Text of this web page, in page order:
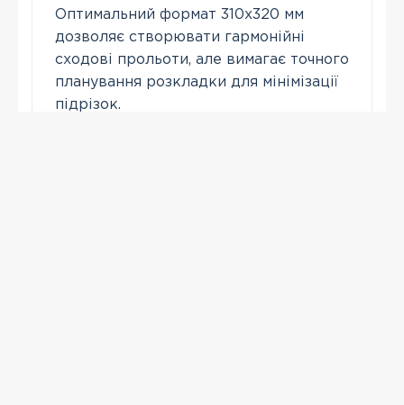
Оптимальний формат 310x320 мм
дозволяє створювати гармонійні
сходові прольоти, але вимагає точного
планування розкладки для мінімізації
підрізок.